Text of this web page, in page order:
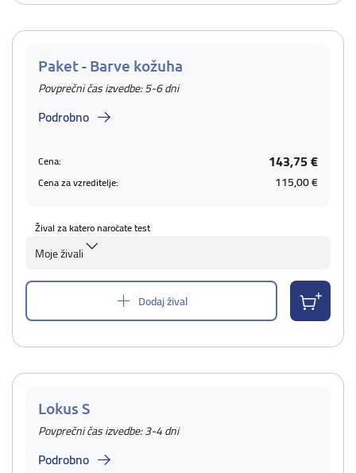
Paket - Barve kožuha
Povprečni čas izvedbe: 5-6 dni
Podrobno
Cena: 143,75 €
Cena za vzreditelje: 115,00 €
Žival za katero naročate test
Moje živali
Dodaj žival
Lokus S
Povprečni čas izvedbe: 3-4 dni
Podrobno